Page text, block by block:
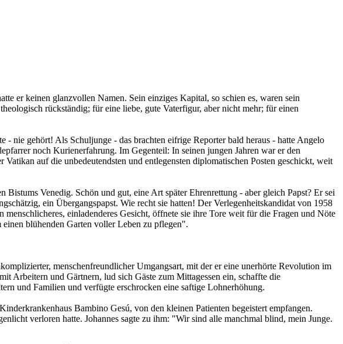
er keinen glanzvollen Namen. Sein einziges Kapital, so schien es, waren sein
rückständig; für eine liebe, gute Vaterfigur, aber nicht mehr; für einen
nie gehört! Als Schuljunge - das brachten eifrige Reporter bald heraus - hatte Angelo
noch Kurienerfahrung. Im Gegenteil: In seinen jungen Jahren war er den
auf die unbedeutendsten und entlegensten diplomatischen Posten geschickt, weit
Venedig. Schön und gut, eine Art später Ehrenrettung - aber gleich Papst? Er sei
ein Übergangspapst. Wie recht sie hatten! Der Verlegenheitskandidat von 1958
einladenderes Gesicht, öffnete sie ihre Tore weit für die Fragen und Nöte
blühenden Garten voller Leben zu pflegen".
menschenfreundlicher Umgangsart, mit der er eine unerhörte Revolution im
Arbeitern und Gärtnern, lud sich Gäste zum Mittagessen ein, schaffte die
und Familien und verfügte erschrocken eine saftige Lohnerhöhung.
Bambino Gesú, von den kleinen Patienten begeistert empfangen.
verloren hatte. Johannes sagte zu ihm: "Wir sind alle manchmal blind, mein Junge.